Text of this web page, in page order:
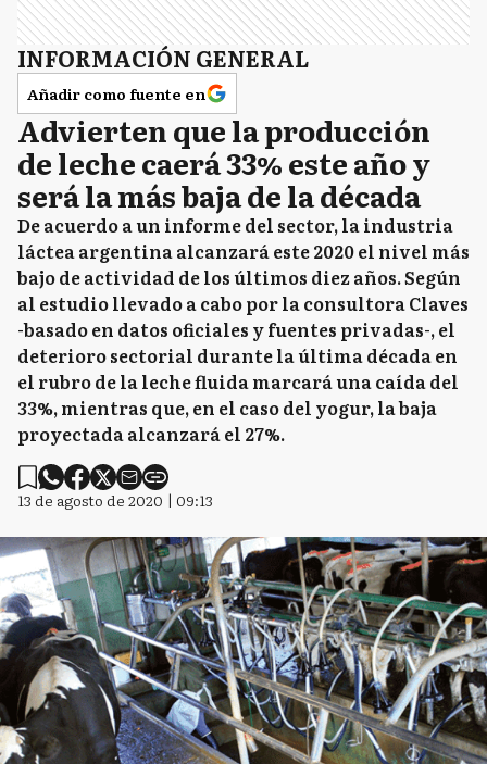
INFORMACIÓN GENERAL
Añadir como fuente en
Advierten que la producción
de leche caerá 33% este año y
será la más baja de la década
De acuerdo a un informe del sector, la industria
láctea argentina alcanzará este 2020 el nivel más
bajo de actividad de los últimos diez años. Según
al estudio llevado a cabo por la consultora Claves
-basado en datos oficiales y fuentes privadas-, el
deterioro sectorial durante la última década en
el rubro de la leche fluida marcará una caída del
33%, mientras que, en el caso del yogur, la baja
proyectada alcanzará el 27%.
13 de agosto de 2020 | 09:13